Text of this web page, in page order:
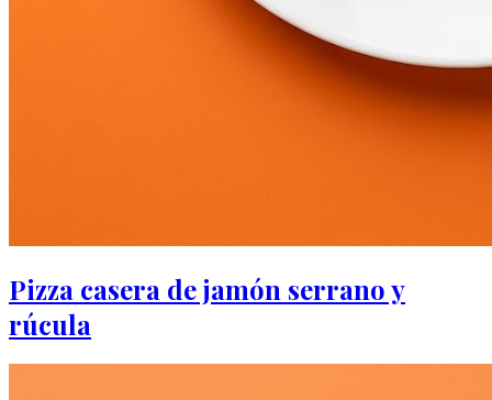
Pizza casera de jamón serrano y
rúcula